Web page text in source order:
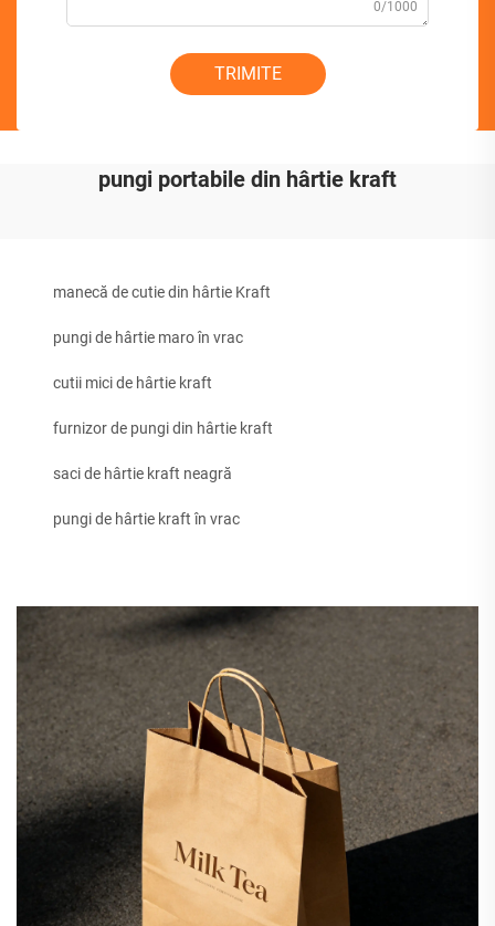
0/1000
TRIMITE
pungi portabile din hârtie kraft
manecă de cutie din hârtie Kraft
pungi de hârtie maro în vrac
cutii mici de hârtie kraft
furnizor de pungi din hârtie kraft
saci de hârtie kraft neagră
pungi de hârtie kraft în vrac